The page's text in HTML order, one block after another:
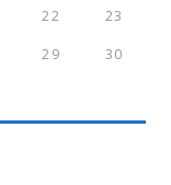
22 23
29 30